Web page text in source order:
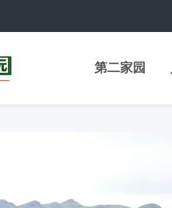
第二家园